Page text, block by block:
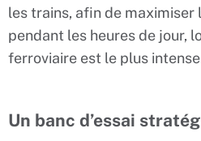
les trains, afin de maximiser
pendant les heures de jour,
ferroviaire est le plus
Un banc d’essai